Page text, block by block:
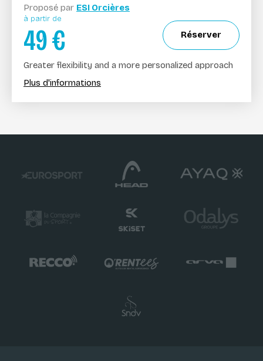
Proposé par ESI Orcières
à partir de
49€ Réserver
Greater flexibility and a more personalized approach
Plus d'informations